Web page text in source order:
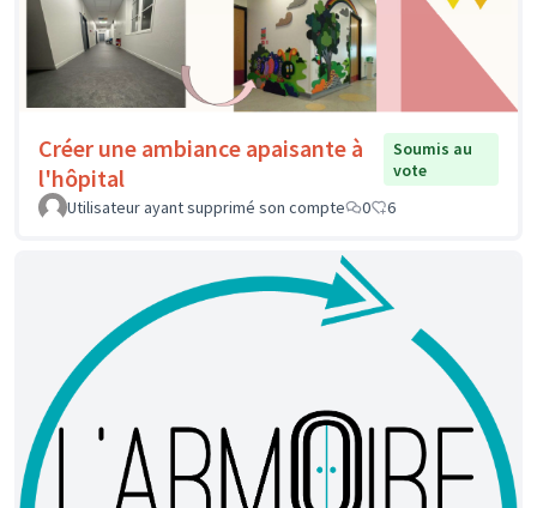
Créer une ambiance apaisante à
l'hôpital
Soumis au
vote
Utilisateur ayant supprimé son compte
0 6